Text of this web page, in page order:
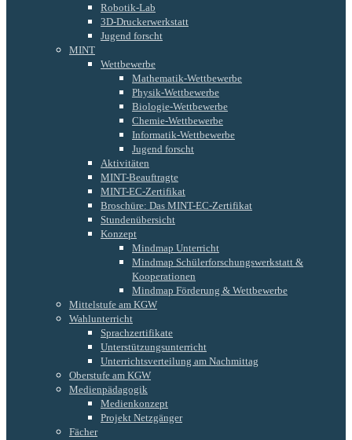
Robotik-Lab
3D-Druckerwerkstatt
Jugend forscht
MINT
Wettbewerbe
Mathematik-Wettbewerbe
Physik-Wettbewerbe
Biologie-Wettbewerbe
Chemie-Wettbewerbe
Informatik-Wettbewerbe
Jugend forscht
Aktivitäten
MINT-Beauftragte
MINT-EC-Zertifikat
Broschüre: Das MINT-EC-Zertifikat
Stundenübersicht
Konzept
Mindmap Unterricht
Mindmap Schülerforschungswerkstatt &
Kooperationen
Mindmap Förderung & Wettbewerbe
Mittelstufe am KGW
Wahlunterricht
Sprachzertifikate
Unterstützungsunterricht
Unterrichtsverteilung am Nachmittag
Oberstufe am KGW
Medienpädagogik
Medienkonzept
Projekt Netzgänger
Fächer